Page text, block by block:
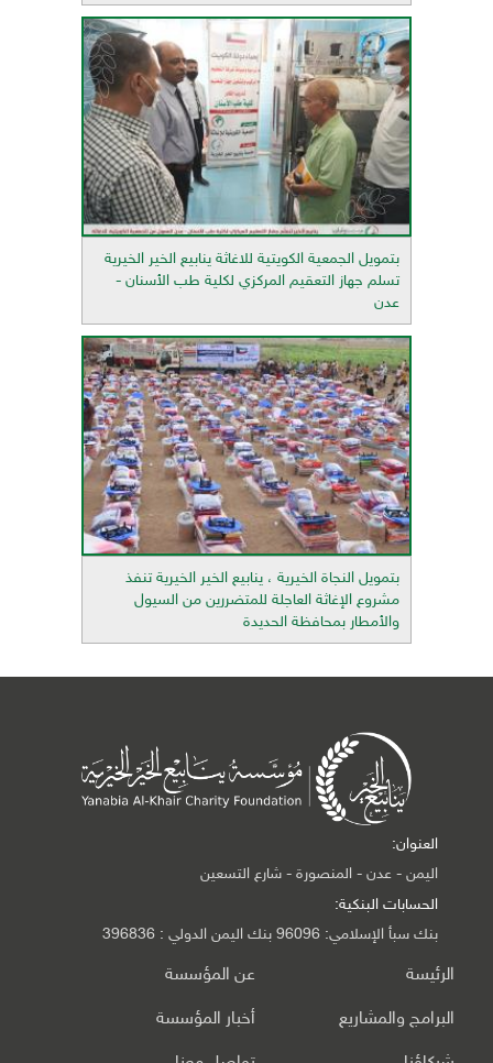
بتمويل الجمعية الكويتية للاغاثة ينابيع الخير الخيرية
تسلم جهاز التعقيم المركزي لكلية طب الأسنان -
عدن
بتمويل النجاة الخيرية ، ينابيع الخير الخيرية تنفذ
مشروع الإغاثة العاجلة للمتضررين من السيول
والأمطار بمحافظة الحديدة
العنوان:
اليمن - عدن - المنصورة - شارع التسعين
الحسابات البنكية:
بنك سبأ الإسلامي: 96096 بنك اليمن الدولي : 396836
الرئيسة عن المؤسسة
البرامج والمشاريع أخبار المؤسسة